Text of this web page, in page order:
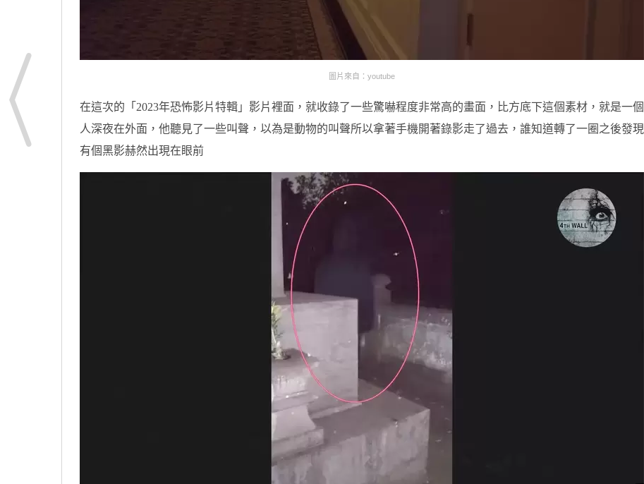
圖片來自：youtube
在這次的「2023年恐怖影片特輯」影片裡面，就收錄了一些驚嚇程度非常高的畫面，比方底下這個素材，就是一個
人深夜在外面，他聽見了一些叫聲，以為是動物的叫聲所以拿著手機開著錄影走了過去，誰知道轉了一圈之後發現
有個黑影赫然出現在眼前